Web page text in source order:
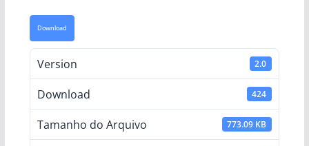
Download
Version 2.0
Download 424
Tamanho do Arquivo 773.09 KB